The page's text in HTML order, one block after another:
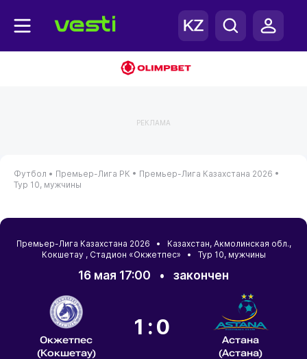
РЕКЛАМА
Футбол • Премьер-Лига РК • Премьер-Лига Казахстана 2026 •
Тур 10, мужчины
Премьер-Лига Казахстана 2026 • Казахстан, Акмолинская обл.,
Кокшетау, Стадион «Окжетпес» • Тур 10, мужчины
16 мая 17:00 • закончен
Окжетпес
(Кокшетау)
1:0
Астана
(Астана)